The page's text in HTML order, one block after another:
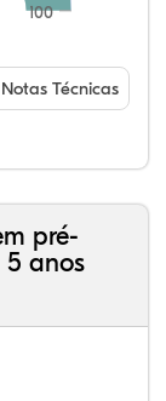
100
Notas Técnicas
pré-
anos